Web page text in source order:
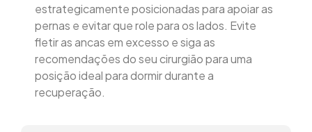
estrategicamente posicionadas para apoiar as
pernas e evitar que role para os lados. Evite
fletir as ancas em excesso e siga as
recomendações do seu cirurgião para uma
posição ideal para dormir durante a
recuperação.